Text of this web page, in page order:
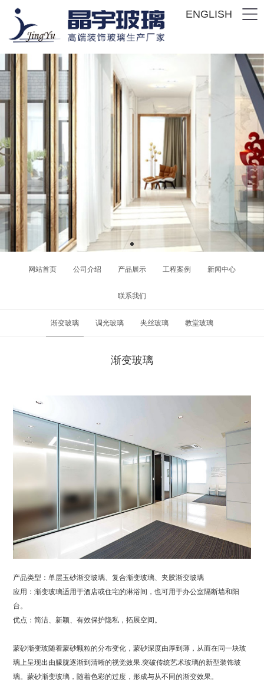
ENGLISH
网站首页 公司介绍 产品展示 工程案例 新闻中心
联系我们
渐变玻璃 调光玻璃 夹丝玻璃 教堂玻璃
渐变玻璃
产品类型：单层玉砂渐变玻璃、复合渐变玻璃、夹胶渐变玻璃
应用：渐变玻璃适用于酒店或住宅的淋浴间，也可用于办公室隔断墙和阳
台。
优点：简洁、新颖、有效保护隐私，拓展空间。
蒙砂渐变玻随着蒙砂颗粒的分布变化，蒙砂深度由厚到薄，从而在同一块玻
璃上呈现出由朦胧逐渐到清晰的视觉效果.突破传统艺术玻璃的新型装饰玻
璃。蒙砂渐变玻璃，随着色彩的过度，形成与从不同的渐变效果。